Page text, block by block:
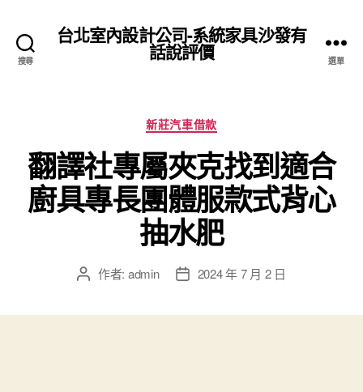
搜尋
台北室內設計公司-系統家具沙發有
話說評價 選單
分
類
新莊汽車借款
翻譯社專屬夾克找到適合
廚具專長團體服款式背心
抽水肥
文 作者: admin
文 2024 年 7 月 2 日